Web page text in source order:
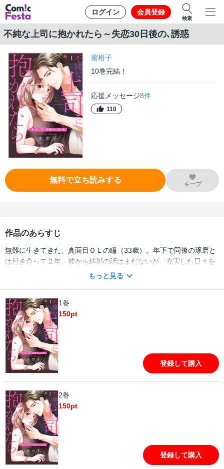
ログイン 会員登録
検索
不純な上司に抱かれたら～失恋30日後の､誘惑
蜜柑子
10巻完結！
応援メッセージ8件
110
無料で立ち読みする キープ
作品のあらすじ
無難に生きてきた、真面目ＯＬの瞳（33歳）。年下で同僚の琢磨と
は付き合って２年。彼から結婚の話はまだないが、充実した日々を
送っていた。ところが、琢磨が若い受付嬢と結婚することが発覚
とに。仕事に執念を燃やす安達に翻弄されつつ、次第に心惹かれて
いくが、彼には何やら訳アリの過去が・・・。一方、結婚の決まっ
た琢磨が瞳に接近。彼女に不倫を持ちかけ・・・！？
もっと見る
1巻
150pt
登録して購入
2巻
150pt
登録して購入